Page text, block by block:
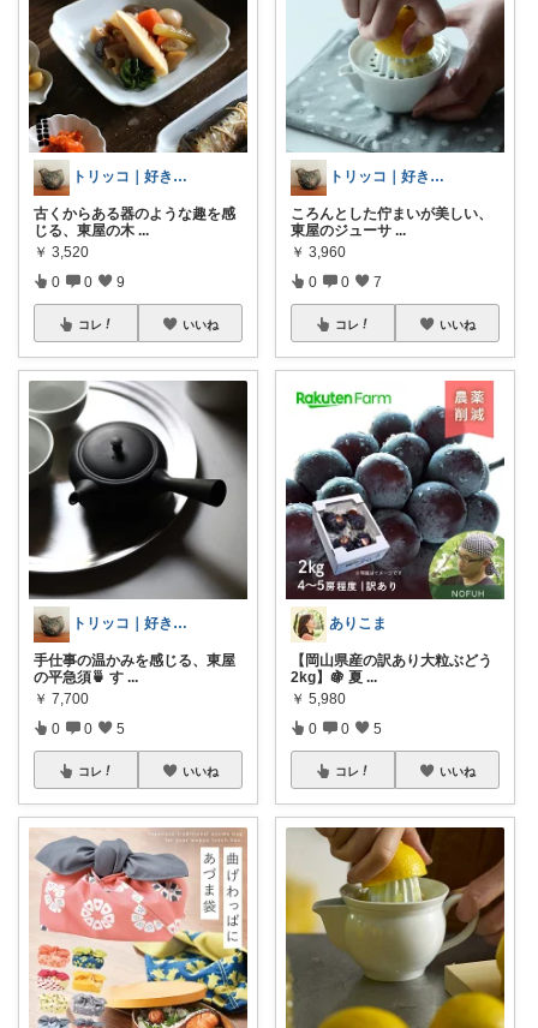
トリッコ｜好きな雑貨・インテリア
古くからある器のような趣を感
じる、東屋の木 ...
￥ 3,520
0 0 9
コレ いいね
トリッコ｜好きな雑貨・インテリア
手仕事の温かみを感じる、東屋
の平急須🍵 す ...
￥ 7,700
0 0 5
コレ いいね
トリッコ｜好きな雑貨・インテリア
ころんとした佇まいが美しい、
東屋のジューサ ...
￥ 3,960
0 0 7
コレ いいね
ありこま
【岡山県産の訳あり大粒ぶどう
2kg】🍇 夏 ...
￥ 5,980
0 0 5
コレ いいね